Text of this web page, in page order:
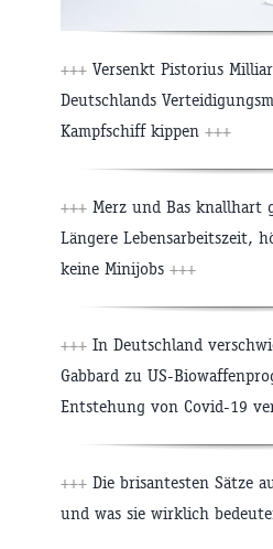
+++ Versenkt Pistorius
Deutschlands
Kampfschiff kippen +++
+++ Merz und Bas knallhart
Längere Lebensarbeitszeit,
keine Minijobs +++
+++ In Deutschland
Gabbard zu US-
Entstehung von Covid-19
+++ Die brisantesten Sätze
und was sie wirklich